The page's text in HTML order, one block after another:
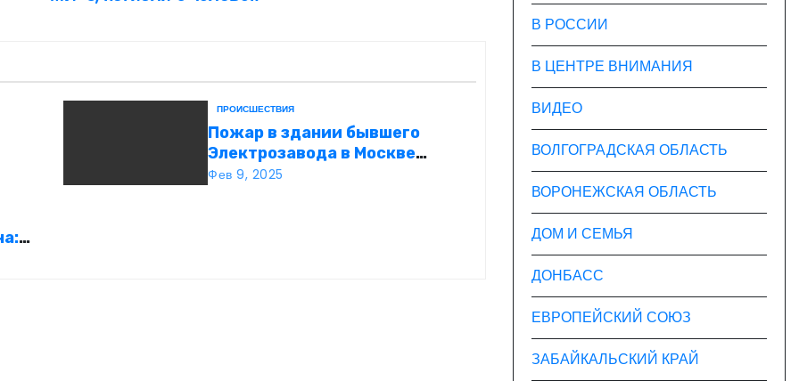
ПРОИСШЕСТВИЯ
Пожар в здании бывшего
Электрозавода в Москве
успешно ликвидирован
Фев 9, 2025
В РОССИИ
В ЦЕНТРЕ ВНИМАНИЯ
ВИДЕО
ВОЛГОГРАДСКАЯ ОБЛАСТЬ
ВОРОНЕЖСКАЯ ОБЛАСТЬ
ДОМ И СЕМЬЯ
ДОНБАСС
ЕВРОПЕЙСКИЙ СОЮЗ
ЗАБАЙКАЛЬСКИЙ КРАЙ